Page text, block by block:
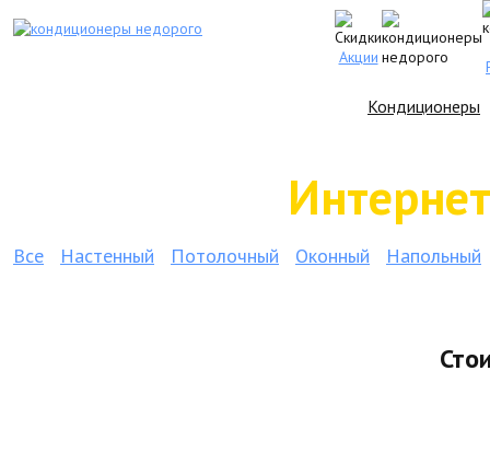
Акции
Кондиционеры
Все Настенный Потолочный Оконный Напольный